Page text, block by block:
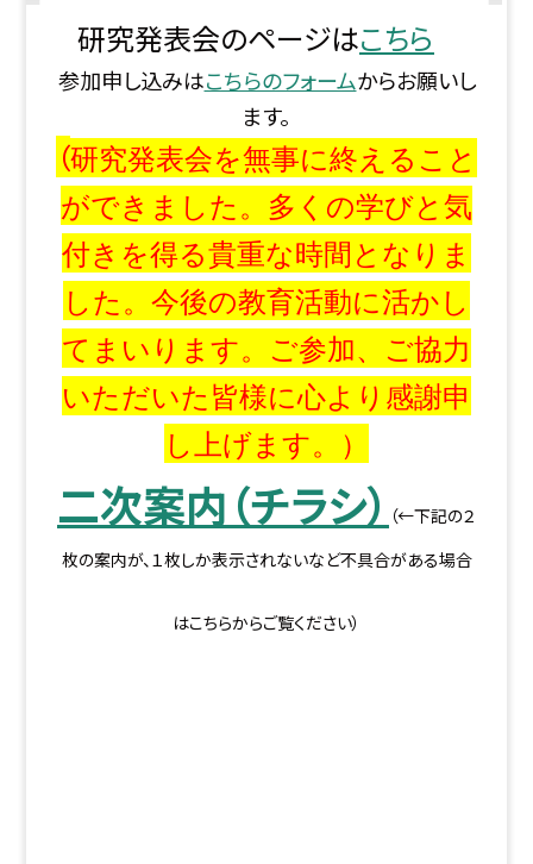
研究発表会のページはこちら
参加申し込みはこちらのフォームからお願いし
ます。
（研究発表会を無事に終えること
ができました。多くの学びと気
付きを得る貴重な時間となりま
した。今後の教育活動に活かし
てまいります。ご参加、ご協力
いただいた皆様に心より感謝申
し上げます。）
二次案内（チラシ） （←下記の２
枚の案内が、１枚しか表示されないなど不具合がある場合
はこちらからご覧ください）